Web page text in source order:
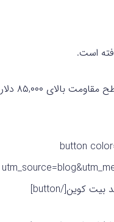
را حفظ کنند، قیمت BTC میتواند تا پایان نوامبر به سطح مقاومت بالای ۸۵,۰۰۰ دلار
[button